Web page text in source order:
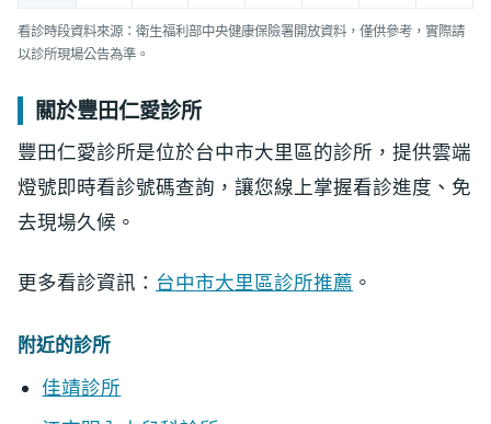
看診時段資料來源：衛生福利部中央健康保險署開放資料，僅供參考，實際請
以診所現場公告為準。
關於豐田仁愛診所
豐田仁愛診所是位於台中市大里區的診所，提供雲端
燈號即時看診號碼查詢，讓您線上掌握看診進度、免
去現場久候。
更多看診資訊： 台中市大里區診所推薦 。
附近的診所
佳靖診所